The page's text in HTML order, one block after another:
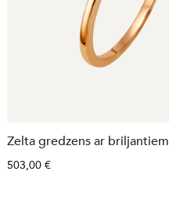
Zelta gredzens ar briljantiem
503,00 €